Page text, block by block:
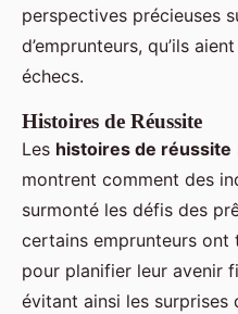
perspectives précieuses
d’emprunteurs, qu’ils
échecs.
Histoires de Réussite
Les histoires de réussite
montrent comment des
surmonté les défis des
certains emprunteurs ont
pour planifier leur avenir
évitant ainsi les